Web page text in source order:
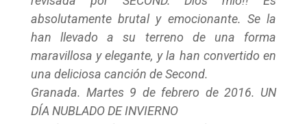
absolutamente brutal y emocionante. Se la
han llevado a su terreno de una forma
maravillosa y elegante, y la han convertido en
una deliciosa canción de Second.
Granada. Martes 9 de febrero de 2016. UN
DÍA NUBLADO DE INVIERNO